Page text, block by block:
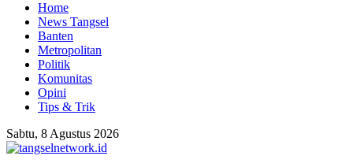
Home
News Tangsel
Banten
Metropolitan
Politik
Komunitas
Opini
Tips & Trik
Sabtu, 8 Agustus 2026